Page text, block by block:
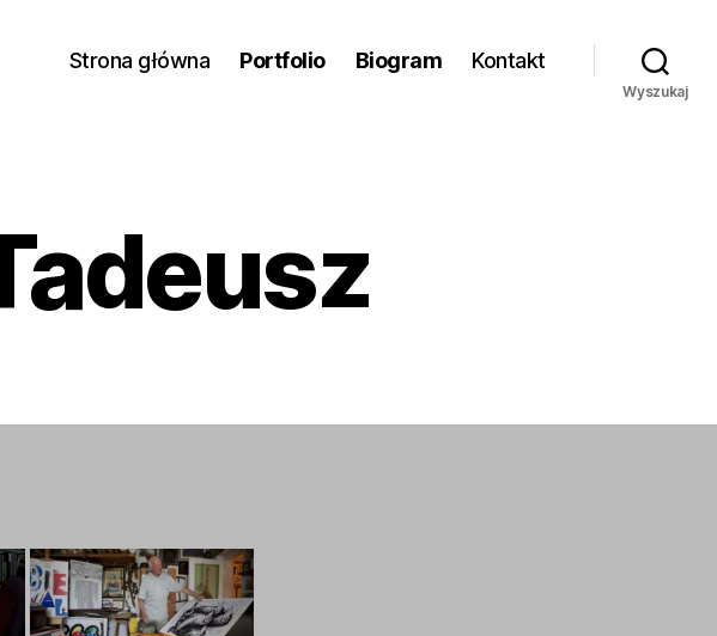
Strona główna Portfolio Biogram Kontakt
Wyszukaj